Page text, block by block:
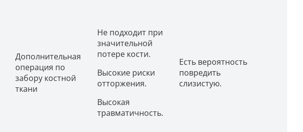
Дополнительная
операция по
забору костной
ткани
Не подходит при
значительной
потере кости.
Высокие риски
отторжения.
Высокая
травматичность.
Есть вероятность
повредить
слизистую.